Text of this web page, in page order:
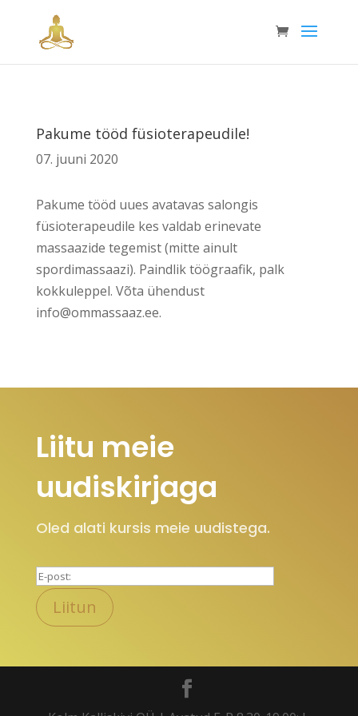
Pakume tööd füsioterapeudile!
07. juuni 2020
Pakume tööd uues avatavas salongis
füsioterapeudile kes valdab erinevate
massaazide tegemist (mitte ainult
spordimassaazi). Paindlik töögraafik, palk
kokkuleppel. Võta ühendust
info@ommassaaz.ee.
Liitu meie
uudiskirjaga
Oled alati kursis meie uudistega.
P
l
a